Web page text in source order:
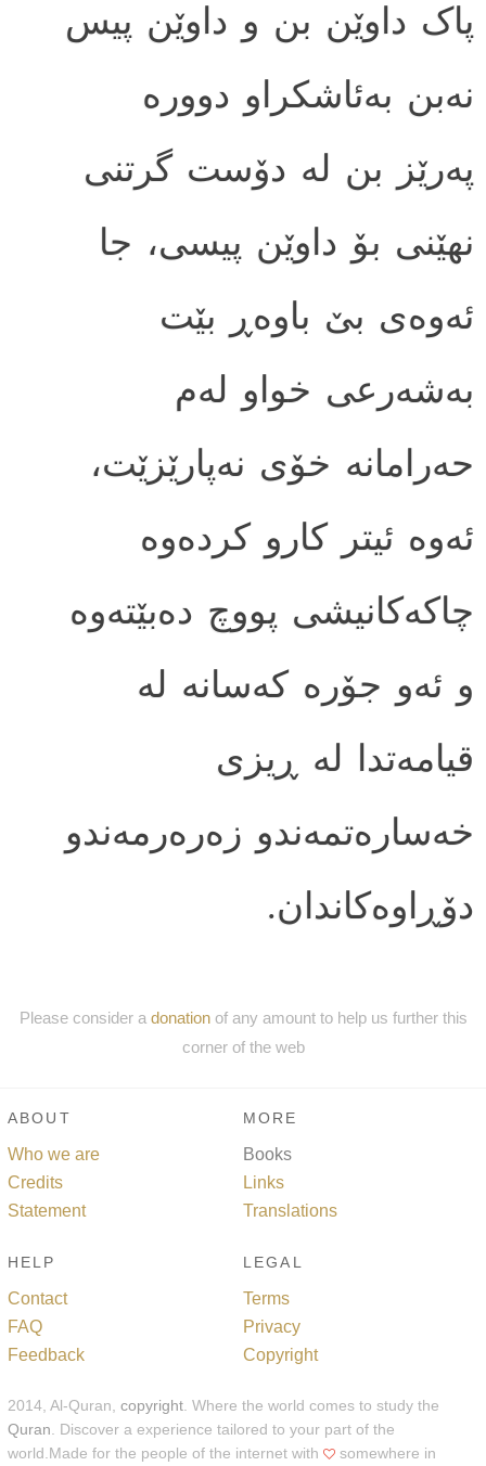
پاک داوێن بن و داوێن پیس
نه‌بن به‌ئاشکراو دووره
په‌رێز بن له دۆست گرتنی
نهێنی بۆ داوێن پیسی، جا
ئه‌وه‌ی بێ باوه‌ڕ بێت
به‌شه‌رعی خواو له‌م
حه‌رامانه خۆی نه‌پارێزێت،
ئه‌وه ئیتر کارو کرده‌وه
چاکه‌کانیشی پووچ ده‌بێته‌وه
و ئه‌و جۆره که‌سانه له
قیامه‌تدا له ڕیزی
خه‌ساره‌تمه‌ندو زه‌ره‌رمه‌ندو
دۆڕاوه‌کاندان.
Please consider a donationof any amount to help us further this
corner of the web
ABOUT
Who we are
Credits
Statement
MORE
Books
Links
Translations
HELP
Contact
FAQ
Feedback
LEGAL
Terms
Privacy
Copyright
2014, Al-Quran, copyright . Where the world comes to study the
Quran . Discover a experience tailored to your part of the
world.Made for the people of the internet with
somewhere in